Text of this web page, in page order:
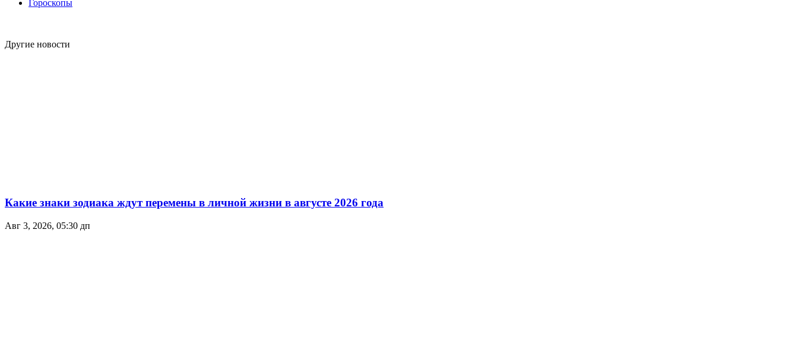
Гороскопы
Другие новости
Какие знаки зодиака ждут перемены в личной жизни в августе 2026 года
Авг 3, 2026, 05:30 дп